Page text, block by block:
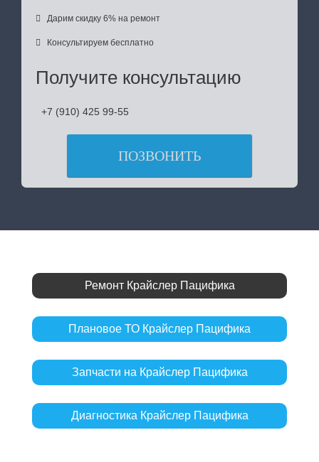
 Дарим скидку 6% на ремонт
 Консультируем бесплатно
Получите консультацию
+7 (910) 425 99-55
ПОЗВОНИТЬ
Ремонт Крайслер Пацифика
Плановое ТО Крайслер Пацифика
Запчасти на Крайслер Пацифика
Диагностика Крайслер Пацифика